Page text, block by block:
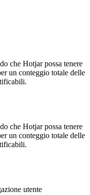
che Hotjar possa tenere
un conteggio totale delle
che Hotjar possa tenere
un conteggio totale delle
utente